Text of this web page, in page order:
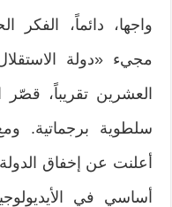
واجها، دائماً، الفكر
مجيء «دولة
العشرين تقريباً،
سلطوية برجماتية.
أعلنت عن إخفاق
أساسي في